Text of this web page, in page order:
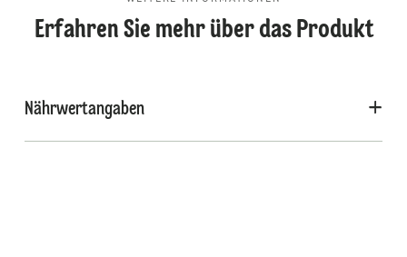
Erfahren Sie mehr über das Produkt
Nährwertangaben